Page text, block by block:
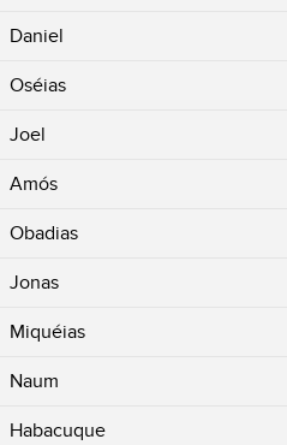
Daniel
Oséias
Joel
Amós
Obadias
Jonas
Miquéias
Naum
Habacuque